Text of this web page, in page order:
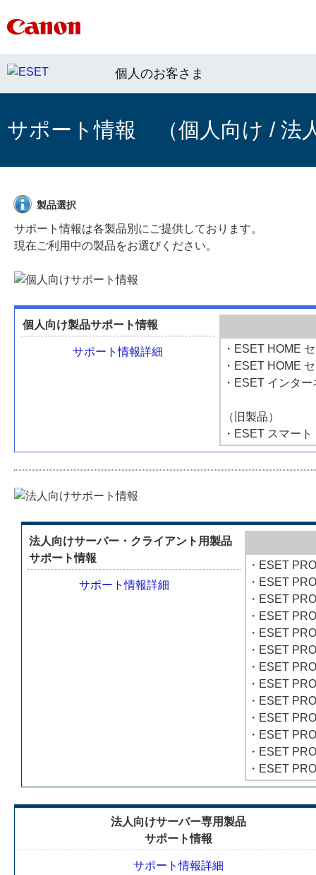
個人のお客さま
サポート情報 （個人向け / 法
製品選択
サポート情報は各製品別にご提供しております。
現在ご利用中の製品をお選びください。
個人向け製品サポート情報
サポート情報詳細
・ESET HOME
・ESET HOME
・ESET インタ
（旧製品）
・ESET スマー
法人向けサーバー・クライアント用製品
サポート情報
サポート情報詳細
・ESET
・ESET
・ESET
・ESET
・ESET
・ESET
・ESET
・ESET
・ESET
・ESET
・ESET
・ESET
・ESET
法人向けサーバー専用製品
サポート情報
サポート情報詳細